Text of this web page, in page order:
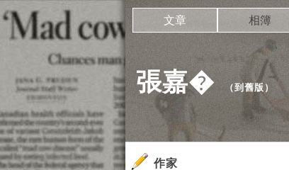
張嘉� （到舊版 ）
文章 相簿
作家